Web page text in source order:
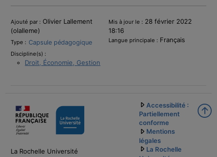
Informations
Ajouté par : Olivier Lallement
(olalleme)
Mis à jour le : 28 février 2022
18:16
Type : Capsule pédagogique Langue principale : Français
Discipline(s) :
Droit, Économie, Gestion
La Rochelle Université
Accessibilité :
Partiellement
conforme
Mentions
légales
La Rochelle